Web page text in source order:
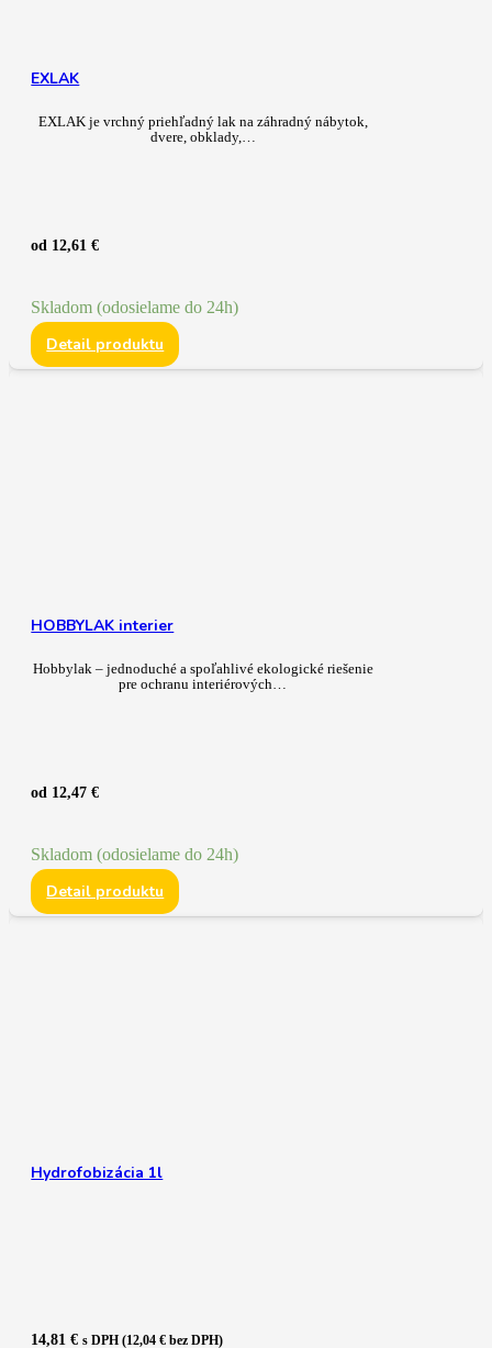
EXLAK
EXLAK je vrchný priehľadný lak na záhradný nábytok,
dvere, obklady,…
od 12,61€
Skladom (odosielame do 24h)
Detail produktu
HOBBYLAK interier
Hobbylak – jednoduché a spoľahlivé ekologické riešenie
pre ochranu interiérových…
od 12,47€
Skladom (odosielame do 24h)
Detail produktu
Hydrofobizácia 1l
14,81€ s DPH (12,04€ bez DPH)